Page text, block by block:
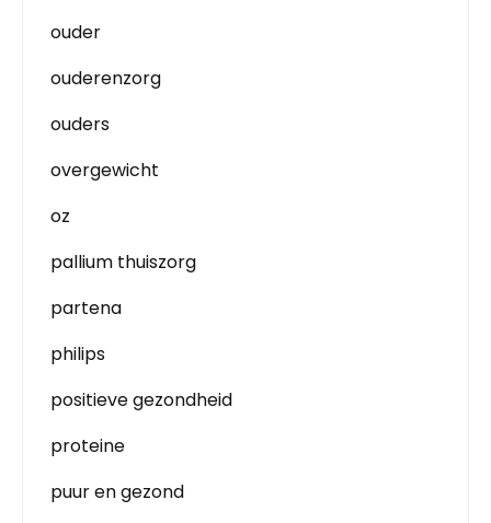
ouder
ouderenzorg
ouders
overgewicht
oz
pallium thuiszorg
partena
philips
positieve gezondheid
proteine
puur en gezond